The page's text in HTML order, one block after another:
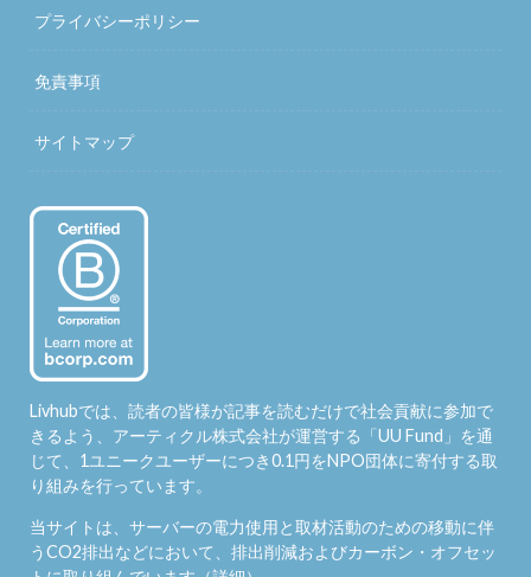
プライバシーポリシー
免責事項
サイトマップ
Livhubでは、読者の皆様が記事を読むだけで社会貢献に参加で
きるよう、アーティクル株式会社が運営する「UU Fund 」を通
じて、1ユニークユーザーにつき0.1円をNPO団体に寄付する取
り組みを行っています。
当サイトは、サーバーの電力使用と取材活動のための移動に伴
うCO2排出などにおいて、排出削減およびカーボン・オフセッ